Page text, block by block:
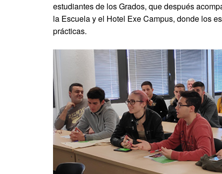
estudiantes de los Grados, que después
la Escuela y el Hotel Exe Campus, donde los
prácticas.